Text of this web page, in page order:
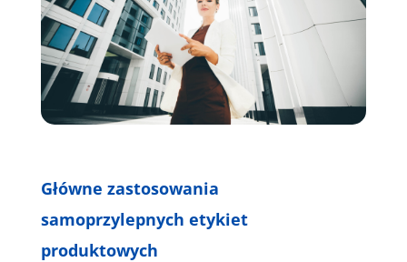
Główne zastosowania
samoprzylepnych etykiet
produktowych